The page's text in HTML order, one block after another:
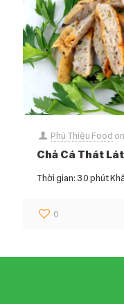
Phú Thiệu Food on
Chả Cá Thát Lát
Thời gian: 30 phút
0